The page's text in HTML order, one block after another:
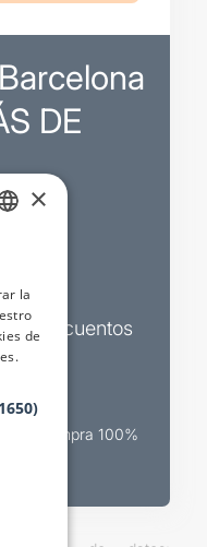
DE
y descuentos
Compra 100%
×
la
de